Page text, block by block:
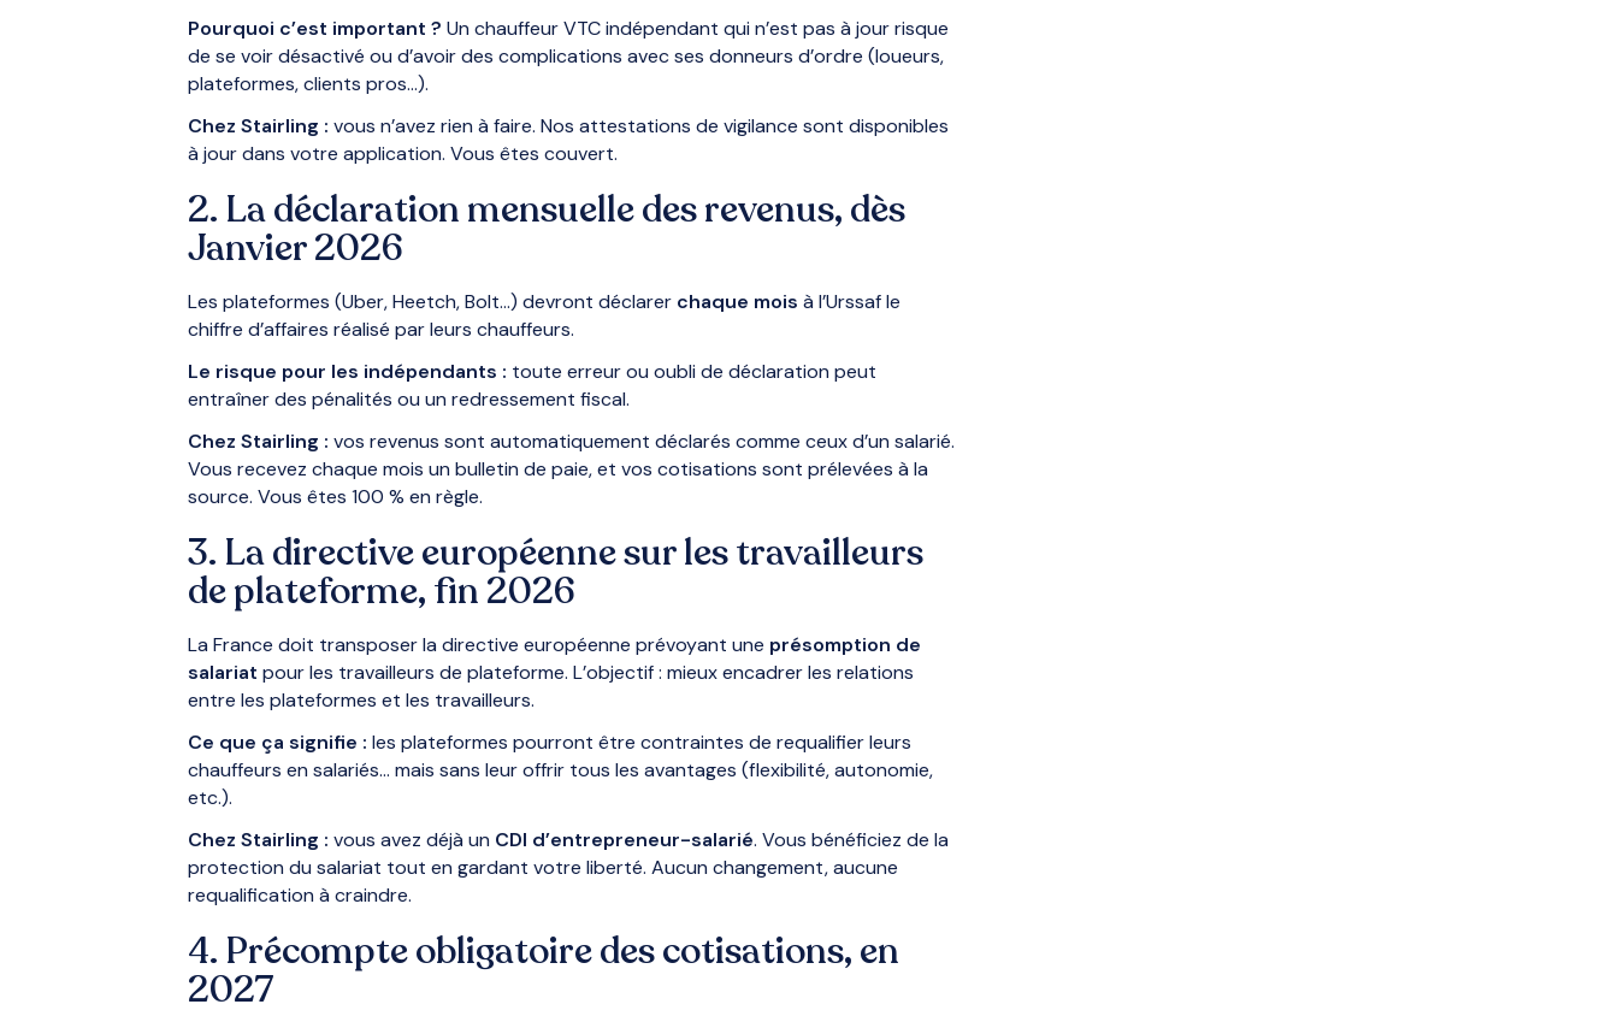
Pourquoi c’est important ? Un chauffeur VTC indépendant qui n’est pas à jour risque
de se voir désactivé ou d’avoir des complications avec ses donneurs d’ordre (loueurs,
plateformes, clients pros…).
Chez Stairling : vous n’avez rien à faire. Nos attestations de vigilance sont disponibles
à jour dans votre application. Vous êtes couvert.
2. La déclaration mensuelle des revenus, dès
Janvier 2026
Les plateformes (Uber, Heetch, Bolt…) devront déclarer chaque mois à l’Urssaf le
chiffre d’affaires réalisé par leurs chauffeurs.
Le risque pour les indépendants : toute erreur ou oubli de déclaration peut
entraîner des pénalités ou un redressement fiscal.
Chez Stairling : vos revenus sont automatiquement déclarés comme ceux d’un salarié.
Vous recevez chaque mois un bulletin de paie, et vos cotisations sont prélevées à la
source. Vous êtes 100 % en règle.
3. La directive européenne sur les travailleurs
de plateforme, fin 2026
La France doit transposer la directive européenne prévoyant une présomption de
salariat pour les travailleurs de plateforme. L’objectif : mieux encadrer les relations
entre les plateformes et les travailleurs.
Ce que ça signifie : les plateformes pourront être contraintes de requalifier leurs
chauffeurs en salariés… mais sans leur offrir tous les avantages (flexibilité, autonomie,
etc.).
Chez Stairling : vous avez déjà un CDI d’entrepreneur-salarié. Vous bénéficiez de la
protection du salariat tout en gardant votre liberté. Aucun changement, aucune
requalification à craindre.
4. Précompte obligatoire des cotisations, en
2027